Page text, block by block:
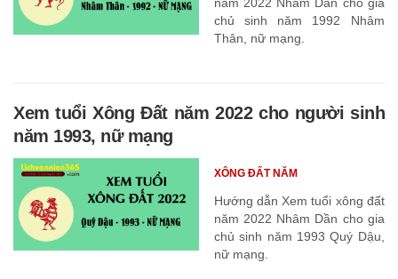
chủ sinh năm 1992 Nhâm
Thân, nữ mạng.
Xem tuổi Xông Đất năm 2022 cho người sinh
năm 1993, nữ mạng
Hướng dẫn Xem tuổi xông đất
năm 2022 Nhâm Dần cho gia
chủ sinh năm 1993 Quý Dậu,
nữ mạng.
XÔNG ĐẤT NĂM